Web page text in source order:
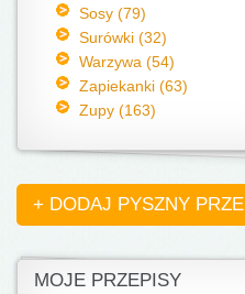
Sosy (79)
Surówki (32)
Warzywa (54)
Zapiekanki (63)
Zupy (163)
+ DODAJ PYSZNY
MOJE PRZEPISY